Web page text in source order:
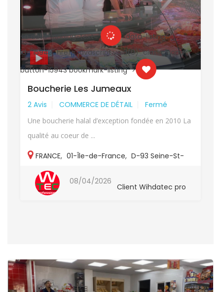
<a data-loading-text="
" data-listing-
id="15943" href="javascript:void(0)" class="sonu-
button-15943 bookmark-listing ">
Boucherie Les Jumeaux
2 Avis COMMERCE DE DÉTAIL Fermé
Une boucherie halal d’exception fondée en 2010 La
qualité au coeur de ...
FRANCE, 01-Île-de-France, D-93 Seine-St-
Denis
Client Wihdatec pro
08/04/2026